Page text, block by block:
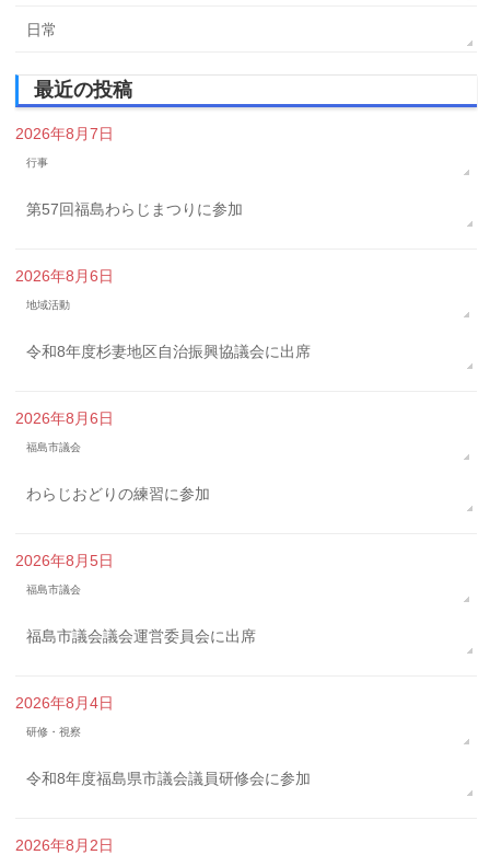
日常
最近の投稿
2026年8月7日
行事
第57回福島わらじまつりに参加
2026年8月6日
地域活動
令和8年度杉妻地区自治振興協議会に出席
2026年8月6日
福島市議会
わらじおどりの練習に参加
2026年8月5日
福島市議会
福島市議会議会運営委員会に出席
2026年8月4日
研修・視察
令和8年度福島県市議会議員研修会に参加
2026年8月2日